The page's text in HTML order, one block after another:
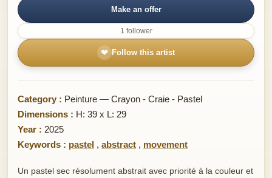
Make an offer
1 follower
❤ Follow this artist
Category : Peinture — Crayon - Craie - Pastel
Dimensions : H: 39 x L: 29
Year : 2025
Keywords : pastel , abstract , movement
Un pastel sec résolument abstrait avec priorité à la couleur et